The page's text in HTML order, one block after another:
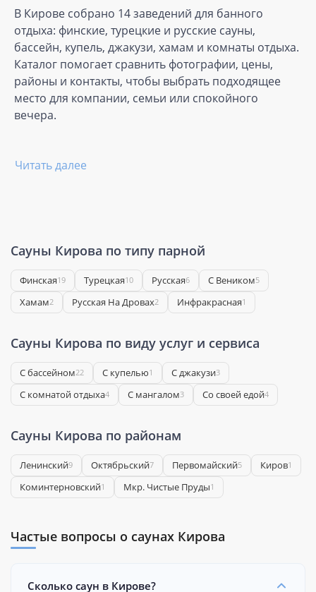
В Кирове собрано 14 заведений для банного
отдыха: финские, турецкие и русские сауны,
бассейн, купель, джакузи, хамам и комнаты отдыха.
Каталог помогает сравнить фотографии, цены,
районы и контакты, чтобы выбрать подходящее
место для компании, семьи или спокойного
вечера.
Читать далее
Сауны Кирова по типу парной
Финская19 Турецкая10 Русская6 С Веником5
Хамам2 Русская На Дровах2 Инфракрасная1
Сауны Кирова по виду услуг и сервиса
С бассейном22 С купелью1 С джакузи3
С комнатой отдыха4 С мангалом3 Со своей едой4
Сауны Кирова по районам
Ленинский9 Октябрьский7 Первомайский5 Киров1
Коминтерновский1 Мкр. Чистые Пруды1
Частые вопросы о саунах Кирова
Сколько саун в Кирове?